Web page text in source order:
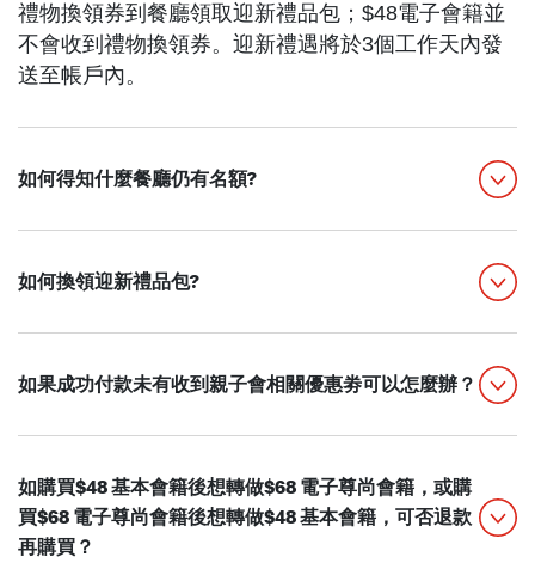
禮物換領券到餐廳領取迎新禮品包；$48電子會籍並
不會收到禮物換領券。迎新禮遇將於3個工作天內發
送至帳戶內。
如何得知什麼餐廳仍有名額?
招募完滿結束。
如何換領迎新禮品包?
券。禮物換領劵需於到期日前到選擇的餐廳領取迎新
禮品包，逾期將不獲延期或退款。一旦成功付款，不
能更改選擇領取禮品之餐廳。迎新禮品包部份禮品屬
隨機送贈。數量有限，售完即止。
如果成功付款未有收到親子會相關優惠劵可以怎麼辦？
「優惠」頁面。遇上特殊情況，如當系統繁忙或網絡
不穏定時，換購券派發時間可能較長，但最遲不超過
兩個工作天。
如購買$48 基本會籍後想轉做$68 電子尊尚會籍，或購
買$68 電子尊尚會籍後想轉做$48 基本會籍，可否退款
再購買？